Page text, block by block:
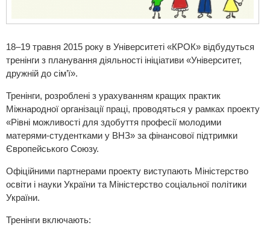
18–19 травня 2015 року в Університеті «КРОК» відбудуться
тренінги з планування діяльності ініціативи «Університет,
дружній до сім’ї».
Тренінги, розроблені з урахуванням кращих практик
Міжнародної організації праці, проводяться у рамках проекту
«Рівні можливості для здобуття професії молодими
матерями-студентками у ВНЗ» за фінансової підтримки
Європейського Союзу.
Офіційними партнерами проекту виступають Міністерство
освіти і науки України та Міністерство соціальної політики
України.
Тренінги включають: